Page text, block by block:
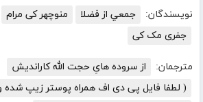
نویسندگان: جمعي از فضلا منوچهر کی مرام
جفری مک کی
مترجمان:
از سروده هایِ حجت الله کاراندیش
( لطفا فایل پی دی اف همراه پوستر زیپ شده